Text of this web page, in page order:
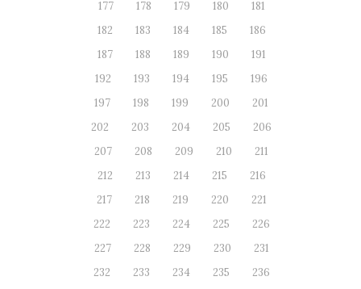
177
178 179 180
181
182
183 184 185
186
187
188 189 190
191
192
193 194 195
196
197
198 199 200
201
202
203 204 205
206
207
208 209 210
211
212
213 214 215
216
217
218 219 220
221
222
223 224 225
226
227
228 229 230
231
232
233 234 235
236